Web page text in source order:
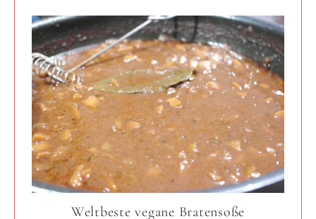
Weltbeste vegane Bratensoße